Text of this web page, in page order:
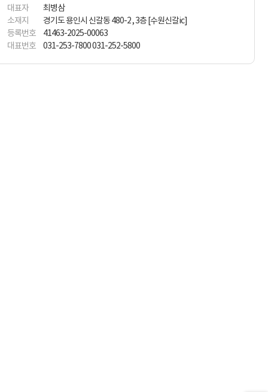
대표자
최병삼
소재지
경기도 용인시 신갈동 480-2 , 3층 [수원신갈ic]
등록번호
41463-2025-00063
대표번호
031-253-7800 031-252-5800